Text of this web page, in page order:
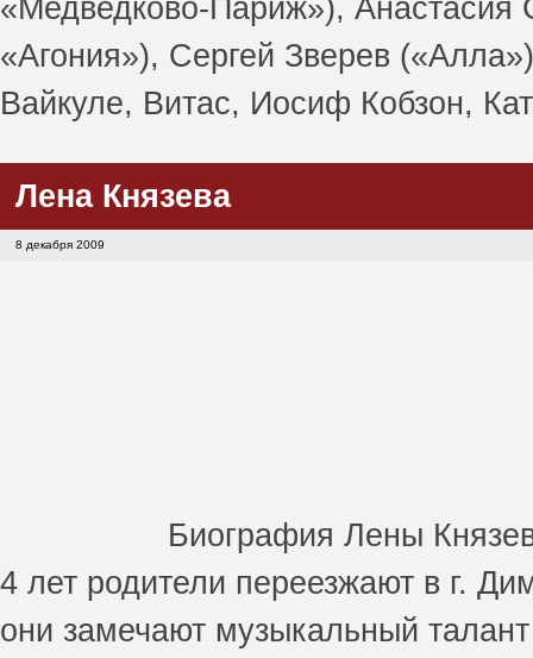
«Медведково-Париж»), Анастасия
«Агония»), Сергей Зверев
Вайкуле, Витас, Иосиф Кобзон,
Лена Князева
8 декабря 2009
Биография Лены
4 лет родители переезжают в г.
они замечают музыкальный